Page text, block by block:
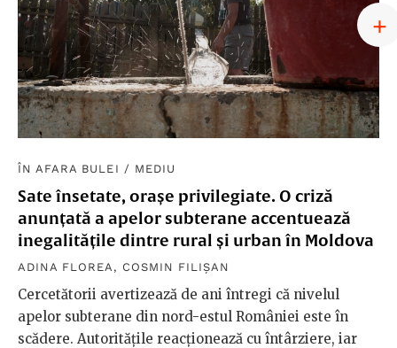
ÎN AFARA BULEI / MEDIU
Sate însetate, orașe privilegiate. O criză
anunțată a apelor subterane accentuează
inegalitățile dintre rural și urban în Moldova
ADINA FLOREA , COSMIN FILIȘAN
Cercetătorii avertizează de ani întregi că nivelul
apelor subterane din nord-estul României este în
scădere. Autoritățile reacționează cu întârziere, iar